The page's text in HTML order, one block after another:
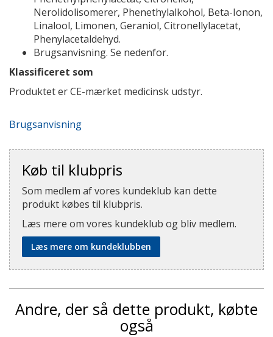
Nerolidolisomerer, Phenethylalkohol, Beta-Ionon,
Linalool, Limonen, Geraniol, Citronellylacetat,
Phenylacetaldehyd.
Brugsanvisning. Se nedenfor.
Klassificeret som
Produktet er CE-mærket medicinsk udstyr.
Brugsanvisning
Køb til klubpris
Som medlem af vores kundeklub kan dette
produkt købes til klubpris.
Læs mere om vores kundeklub og bliv medlem.
Læs mere om kundeklubben
Andre, der så dette produkt, købte
også